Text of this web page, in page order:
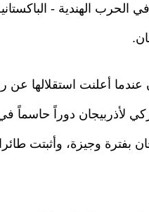
الهندية - الباكستانية
لأذربيجان دوراً حاسماً